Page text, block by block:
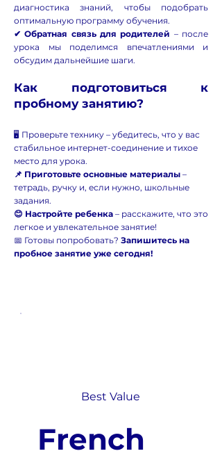
диагностика знаний, чтобы подобрать
оптимальную программу обучения.
✔ Обратная связь для родителей – после
урока мы поделимся впечатлениями и
обсудим дальнейшие шаги.
Как подготовиться к
пробному занятию?
🖥️ Проверьте технику – убедитесь, что у вас
стабильное интернет-соединение и тихое
место для урока.
📌 Приготовьте основные материалы –
тетрадь, ручку и, если нужно, школьные
задания.
😊 Настройте ребенка – расскажите, что это
легкое и увлекательное занятие!
📅 Готовы попробовать? Запишитесь на
пробное занятие уже сегодня!
Best Value
French